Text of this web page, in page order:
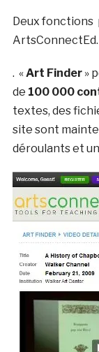
Deux
ArtsConnectEd.
. «Art Finder»
de 100 000
textes, des
site sont
déroulants et